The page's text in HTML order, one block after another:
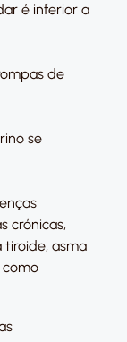
é inferior a
de
se
crónicas,
tiroide, asma
como